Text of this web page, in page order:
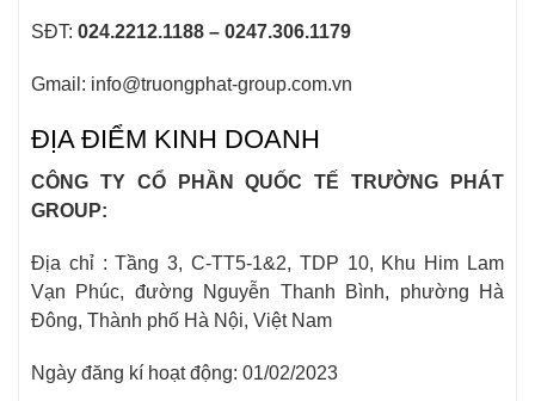
SĐT: 024.2212.1188 – 0247.306.1179
Gmail: info@truongphat-group.com.vn
ĐỊA ĐIỂM KINH DOANH
CÔNG TY CỔ PHẦN QUỐC TẾ TRƯỜNG PHÁT
GROUP:
Địa chỉ : Tầng 3, C-TT5-1&2, TDP 10, Khu Him Lam
Vạn Phúc, đường Nguyễn Thanh Bình, phường Hà
Đông, Thành phố Hà Nội, Việt Nam
Ngày đăng kí hoạt động: 01/02/2023